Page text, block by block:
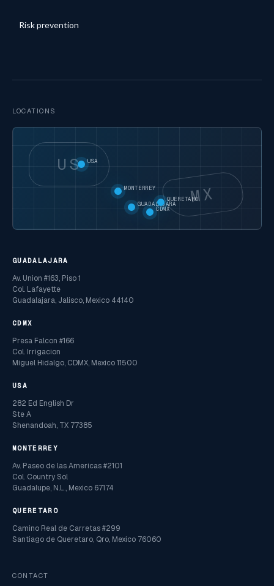
Risk prevention
LOCATIONS
US
MX
USA
MONTERREY
GUADALAJARA
CDMX
QUERETARO
GUADALAJARA
Av. Union #163, Piso 1
Col. Lafayette
Guadalajara, Jalisco, Mexico 44140
CDMX
Presa Falcon #166
Col. Irrigacion
Miguel Hidalgo, CDMX, Mexico 11500
USA
282 Ed English Dr
Ste A
Shenandoah, TX 77385
MONTERREY
Av. Paseo de las Americas #2101
Col. Country Sol
Guadalupe, N.L., Mexico 67174
QUERETARO
Camino Real de Carretas #299
Santiago de Queretaro, Qro, Mexico 76060
CONTACT